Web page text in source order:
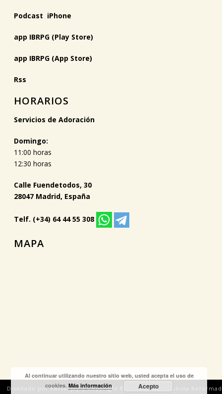
Podcast iPhone
app IBRPG (Play Store)
app IBRPG (App Store)
Rss
HORARIOS
Servicios de Adoración
Domingo:
11:00 horas
12:30 horas
Calle Fuendetodos, 30
28047 Madrid, España
Telf. (+34) 64 44 55 308
MAPA
Diseñado por Factoryfy | Copyright © 2018 Iglesia Bautista
Al continuar utilizando nuestro sitio web, usted acepta el uso de
cookies.Más información Acepto